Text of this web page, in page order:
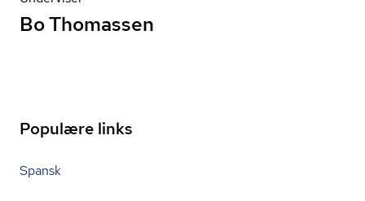
Bo Thomassen
Populære links
Spansk